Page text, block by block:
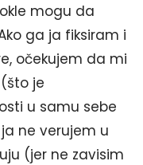
mogu da
ga ja fiksiram i
očekujem da mi
je
u samu sebe
ne verujem u
(jer ne zavisim